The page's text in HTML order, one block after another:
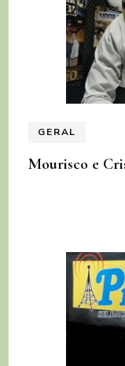
GERAL
Mourisco e